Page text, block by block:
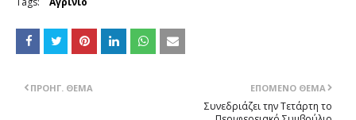
ΕΠΌΜΕΝΟ ΘΈΜΑ
Συνεδριάζει την Τετάρτη το
ΠΡΟΗΓ. ΘΈΜΑ